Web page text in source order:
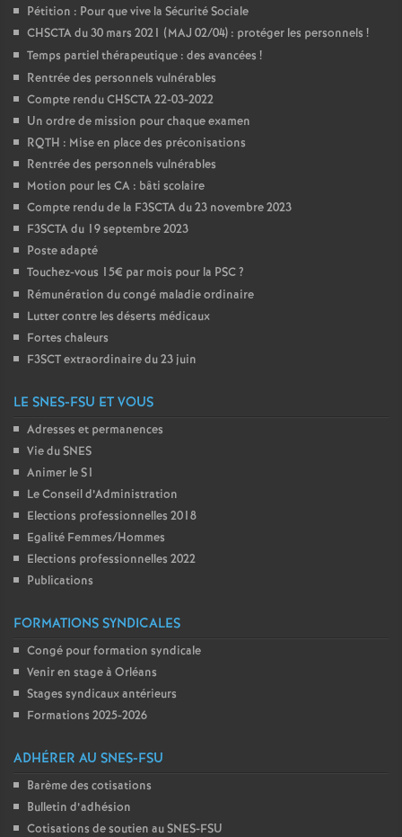
Pétition : Pour que vive la Sécurité Sociale
CHSCTA du 30 mars 2021 (MAJ 02/04) : protéger les personnels !
Temps partiel thérapeutique : des avancées !
Rentrée des personnels vulnérables
Compte rendu CHSCTA 22-03-2022
Un ordre de mission pour chaque examen
RQTH : Mise en place des préconisations
Rentrée des personnels vulnérables
Motion pour les CA : bâti scolaire
Compte rendu de la F3SCTA du 23 novembre 2023
F3SCTA du 19 septembre 2023
Poste adapté
Touchez-vous 15€ par mois pour la PSC?
Rémunération du congé maladie ordinaire
Lutter contre les déserts médicaux
Fortes chaleurs
F3SCT extraordinaire du 23 juin
LE SNES-FSU ET VOUS
Adresses et permanences
Vie du SNES
Animer le S1
Le Conseil d’Administration
Elections professionnelles 2018
Egalité Femmes/Hommes
Elections professionnelles 2022
Publications
FORMATIONS SYNDICALES
Congé pour formation syndicale
Venir en stage à Orléans
Stages syndicaux antérieurs
Formations 2025-2026
ADHÉRER AU SNES-FSU
Barème des cotisations
Bulletin d’adhésion
Cotisations de soutien au SNES-FSU